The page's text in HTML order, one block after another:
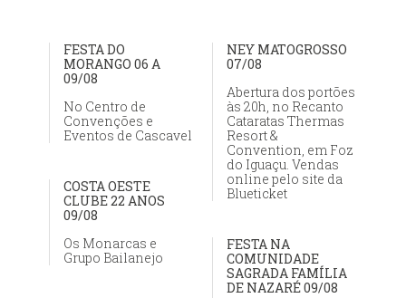
FESTA DO
MORANGO 06 A
09/08
No Centro de
Convenções e
Eventos de Cascavel
NEY MATOGROSSO
07/08
Abertura dos portões
às 20h, no Recanto
Cataratas Thermas
Resort &
Convention, em Foz
do Iguaçu. Vendas
online pelo site da
Blueticket
COSTA OESTE
CLUBE 22 ANOS
09/08
Os Monarcas e
Grupo Bailanejo
FESTA NA
COMUNIDADE
SAGRADA FAMÍLIA
DE NAZARÉ 09/08